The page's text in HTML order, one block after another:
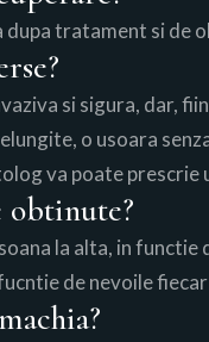
tratament si de
si sigura, dar,
o usoara
va poate prescrie
obtinute?
la alta, in functie
de nevoile